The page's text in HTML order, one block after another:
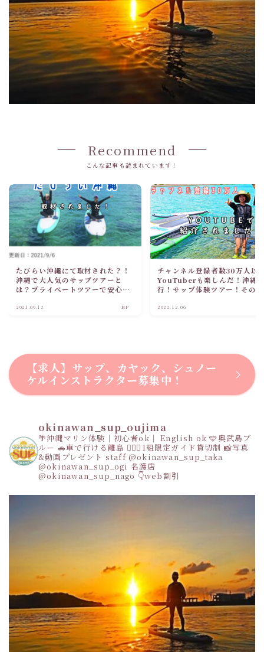
Recommend
こんな記事も読まれています！
たびらい沖縄にて取材された？！
沖縄で大人気のサップツアーと
は？プライベートツアーで安心・
2021.09.12 HP
チャンネル登録者数30万人以
YouTuberも楽しんだ！沖縄
行！サップ体験ツアー！その
2022.12.06
【求人】サップ、カヤック、シュノー
ケルインストラクター募集中！
okinawan_sup_oujima
🌴沖縄マリン体験｜初心者ok｜ English ok 🩵奥武島ブ
ルー 🚗車で行ける離島 👩‍❤️‍👩1組限定ガイド貸切制 📸写真
&動画プレゼント staff@okinawan_sup_taka
@okinawan_sup_ogi 名護店
@okinawan_sup_nago 👇web割引